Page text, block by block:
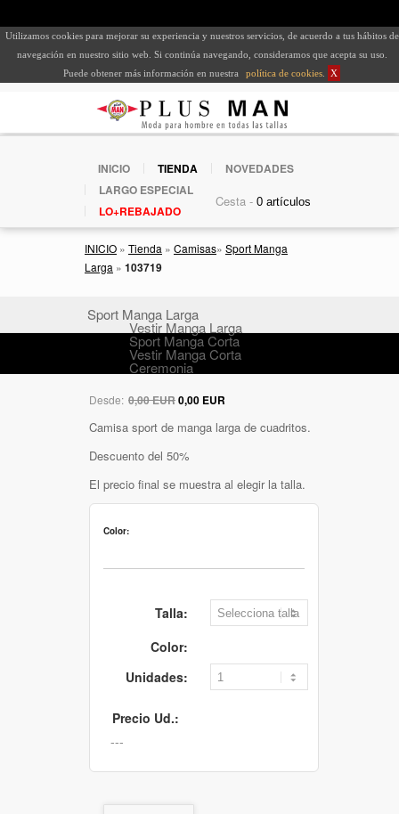
Utilizamos cookies para mejorar su experiencia y nuestros servicios, de acuerdo a tus hábitos de
navegación en nuestro sitio web. Si continúa navegando, consideramos que acepta su uso.
Puede obtener más información en nuestra
política de cookies X
INICIO TIENDA
NOVEDADES
LARGO ESPECIAL
LO+REBAJADO
Cesta -
INICIO » Tienda » Camisas» Sport Manga
Larga » 103719
Sport Manga Larga
Vestir Manga Larga
Sport Manga Corta
Vestir Manga Corta
Ceremonia
Desde: 0,00 EUR0,00 EUR
Camisa sport de manga larga de cuadritos.
Descuento del 50%
El precio final se muestra al elegir la talla.
Color:
Talla:
Color:
Unidades:
Precio Ud.: